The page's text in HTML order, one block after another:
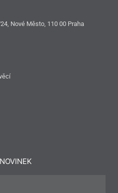
Nové Město, 110 00 Praha